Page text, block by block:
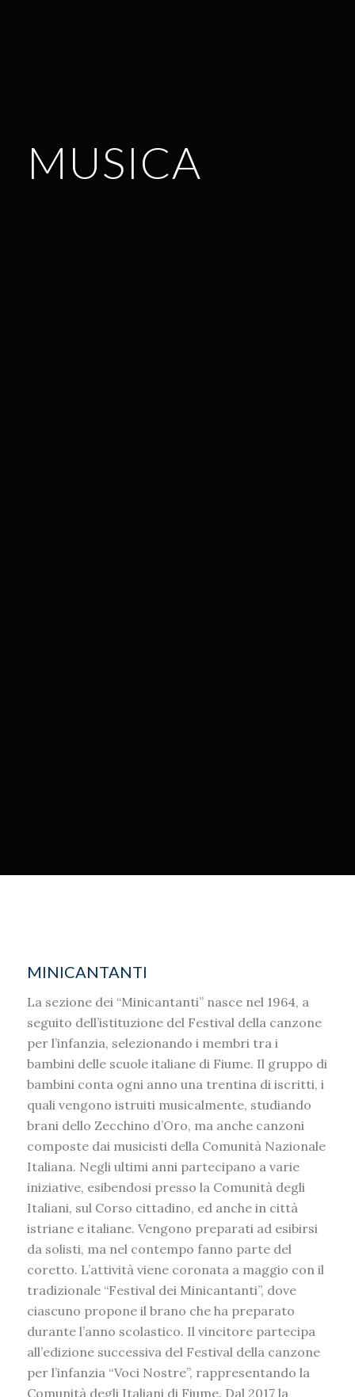
MUSICA
MINICANTANTI
La sezione dei “Minicantanti” nasce nel 1964, a
seguito dell’istituzione del Festival della canzone
per l’infanzia, selezionando i membri tra i
bambini delle scuole italiane di Fiume. Il gruppo di
bambini conta ogni anno una trentina di iscritti, i
quali vengono istruiti musicalmente, studiando
brani dello Zecchino d’Oro, ma anche canzoni
composte dai musicisti della Comunità Nazionale
Italiana. Negli ultimi anni partecipano a varie
iniziative, esibendosi presso la Comunità degli
Italiani, sul Corso cittadino, ed anche in città
istriane e italiane. Vengono preparati ad esibirsi
da solisti, ma nel contempo fanno parte del
coretto. L’attività viene coronata a maggio con il
tradizionale “Festival dei Minicantanti”, dove
ciascuno propone il brano che ha preparato
durante l’anno scolastico. Il vincitore partecipa
all’edizione successiva del Festival della canzone
per l’infanzia “Voci Nostre”, rappresentando la
Comunità degli Italiani di Fiume. Dal 2017 la